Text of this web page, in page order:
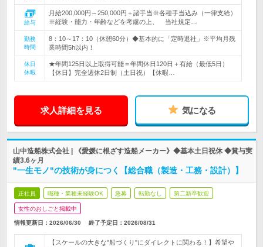
給与
月給200,000円～250,000円＋諸手当※各種手当込み（一律支給）
※経験・能力・年齢などを考慮の上、 当社規定…
勤務
時間
8：10～17：10（休憩60分）◆基本的に「定時退社」※平均月残
業時間5h以内！
休日
休暇
★年間125日以上取得可能＝年間休日120日＋有給（最低5日）
【休日】完全週休2日制（土日祝）【休暇…
求人詳細を見る 気になる
山中造船株式会社 | 《愛媛に根ざす造船メーカー》◆基本土日祝休 ◆賞与実
績3.6ヶ月
"一生モノ"の技術が身につく【総合職（製造・工務・設計）】
正社員 職種・業種未経験OK 急募 転勤なし 第二新卒歓迎
女性のおしごと掲載中
情報更新日：2026/06/30 終了予定日： 2026/08/31
【スケールの大きな"船づくり"にダイレクトに関わる！】希望や